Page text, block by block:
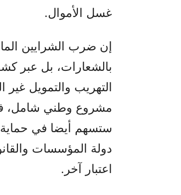
غسل الأموال.
إن ضرب الشرايين
بالشعارات، بل عبر
التهريب والتمويل
مشروع وطني شامل،
ستسهم أيضا في حماية
دولة المؤسسات
اعتبار آخر.